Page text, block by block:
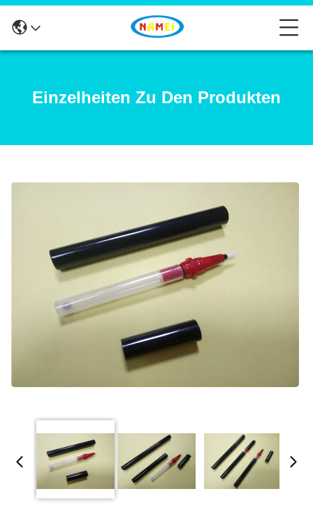
Einzelheiten Zu Den Produkten